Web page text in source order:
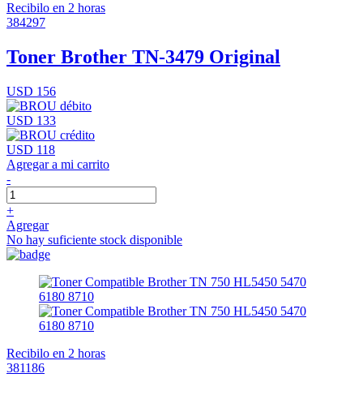
Recibilo en 2 horas
384297
Toner Brother TN-3479 Original
USD 156
USD 133
USD 118
Agregar a mi carrito
-
+
Agregar
No hay suficiente stock disponible
Recibilo en 2 horas
381186